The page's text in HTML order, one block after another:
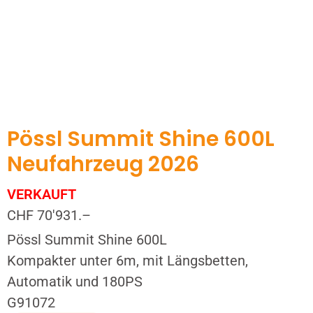
Pössl Summit Shine 600L
Neufahrzeug 2026
VERKAUFT
CHF 70'931.–
Pössl Summit Shine 600L
Kompakter unter 6m, mit Längsbetten,
Automatik und 180PS
G91072